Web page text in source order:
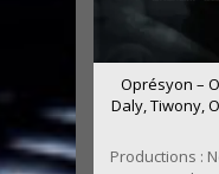
Oprésyon –
Daly, Tiwony,
Productions :